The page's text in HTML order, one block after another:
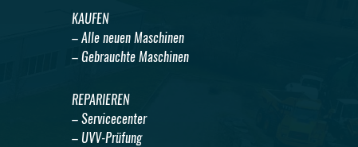
KAUFEN
– Alle neuen Maschinen
– Gebrauchte Maschinen
REPARIEREN
– Servicecenter
– UVV-Prüfung